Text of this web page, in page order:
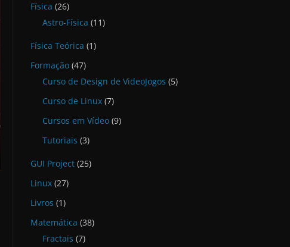
Física (26)
Astro-Física (11)
Física Teórica (1)
Formação (47)
Curso de Design de VideoJogos (5)
Curso de Linux (7)
Cursos em Vídeo (9)
Tutoriais (3)
GUI Project (25)
Linux (27)
Livros (1)
Matemática (38)
Fractais (7)